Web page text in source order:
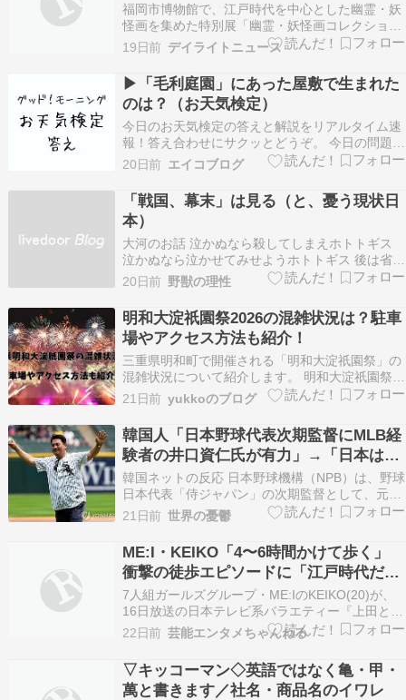
福岡市博物館で、江戸時代を中心とした幽霊・妖
怪画を集めた特別展「幽霊・妖怪画コレクショ
ン」が7月19日に開幕しました。 歌川国芳や伝・
円山応挙など名だたる絵師の作品約100点が展示
され、恐怖だけでなく日本美術ならではの美しさ
やユーモアも楽しめる内容として注目を集めてい
ます。 要点…
19日前 デイライトニュース
▶「毛利庭園」にあった屋敷で生まれた
のは？（お天気検定）
今日のお天気検定の答えと解説をリアルタイム速
報！答え合わせにサクッとどうぞ。 今日の問題
（お天気検定） ▶「毛利庭園」にあった屋敷で生
まれたのは？（お天気検定） 選択肢 ???? 青：乃
木希典 ???? 赤：東郷平八郎 ???? 緑：西郷隆盛
番組ヒントなし…???? ※ 答え…
20日前 エイコブログ
「戦国、幕末」は見る（と、憂う現状日
本）
大河のお話 泣かぬなら殺してしまえホトトギス
泣かぬなら泣かせてみせようホトトギス 後は省略
（徳川貍爺嫌いなので） 幕末クーデターは、悪し
き徳川時代終焉なので好き（特にリョウマ好き
w） 戦国は、豊臣家臣の配下であった当馬鹿家 東
海地方小城城主次男が始祖との当家歴史模様 大河
ドラ…
20日前 野獣の理性
明和大淀祇園祭2026の混雑状況は？駐車
場やアクセス方法も紹介！
三重県明和町で開催される「明和大淀祇園祭」の
混雑状況について紹介します。 明和大淀祇園祭
は、江戸時代中期の1750年代から260年以上にわ
たって受け継がれてきた伝統行事です。 厄除けや
氏子の安全、漁業・農業の繁栄を願って行われ、
地域の人々に長く親しまれています。 祭りは例
年、7…
21日前 yukkoのブログ
韓国人「日本野球代表次期監督にMLB経
験者の井口資仁氏が有力」→「日本は世
界一を狙うか？」
韓国ネットの反応 日本野球機構（NPB）は、野球
日本代表「侍ジャパン」の次期監督として、元メ
ジャーリーガーで千葉ロッテマリーンズの元監
督、井口資仁氏（51）を最有力候補として選定し
たと報じられました。報道によると、NPBは新監
督の条件として「MLBでのプレー経験」「国際大
会での…
21日前 世界の憂鬱
ME:I・KEIKO「4〜6時間かけて歩く」
衝撃の徒歩エピソードに「江戸時代だ
よ!」
7人組ガールズグループ・ME:IのKEIKO(20)が、
16日放送の日本テレビ系バラエティー『上田と女
が吠える夜』(後9:00)にゲストとして出演。「ア
ウトドア派VSインドア派」をテーマにした大激論
のなかで、規格外の“徒歩エピソード”を明かし、
スタジオを驚かせた。 続きを読む …
22日前 芸能エンタメちゃんねる
▽キッコーマン◇英語ではなく亀・甲・
萬と書きます／社名・商品名のイワレ